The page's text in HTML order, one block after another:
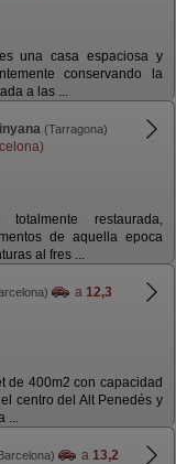
una casa espaciosa y
conservando la
a las ...
(Tarragona)
restaurada,
de aquella epoca
al fres ...
a 12,3
de 400m2 con capacidad
centro del Alt Penedés y
...
a 13,2